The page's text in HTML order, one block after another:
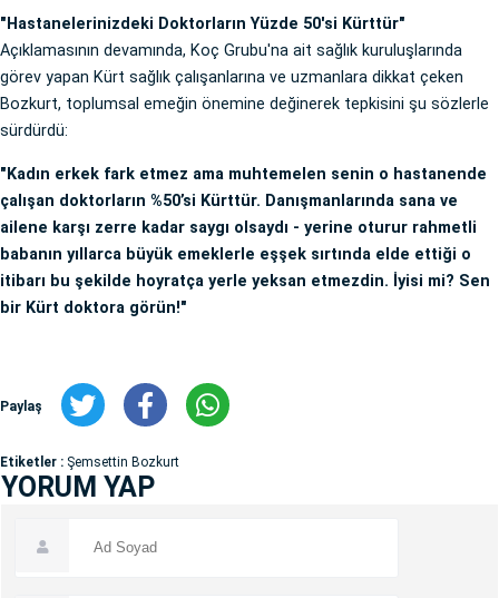
"Hastanelerinizdeki Doktorların Yüzde 50'si Kürttür"
Açıklamasının devamında, Koç Grubu'na ait sağlık kuruluşlarında
görev yapan Kürt sağlık çalışanlarına ve uzmanlara dikkat çeken
Bozkurt, toplumsal emeğin önemine değinerek tepkisini şu sözlerle
sürdürdü:
"Kadın erkek fark etmez ama muhtemelen senin o hastanende
çalışan doktorların %50’si Kürttür. Danışmanlarında sana ve
ailene karşı zerre kadar saygı olsaydı - yerine oturur rahmetli
babanın yıllarca büyük emeklerle eşşek sırtında elde ettiği o
itibarı bu şekilde hoyratça yerle yeksan etmezdin. İyisi mi? Sen
bir Kürt doktora görün!"
Paylaş
Etiketler : Şemsettin Bozkurt
YORUM YAP